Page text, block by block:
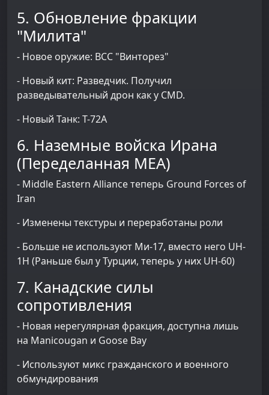
5. Обновление фракции
"Милита"
- Новое оружие: ВСС "Винторез"
- Новый кит: Разведчик. Получил
разведывательный дрон как у CMD.
- Новый Танк: Т-72А
6. Наземные войска Ирана
(Переделанная МЕА)
- Middle Eastern Alliance теперь Ground Forces of
Iran
- Изменены текстуры и переработаны роли
- Больше не используют Ми-17, вместо него UH-
1H (Раньше был у Турции, теперь у них UH-60)
7. Канадские силы
сопротивления
- Новая нерегулярная фракция, доступна лишь
на Manicougan и Goose Bay
- Используют микс гражданского и военного
обмундирования